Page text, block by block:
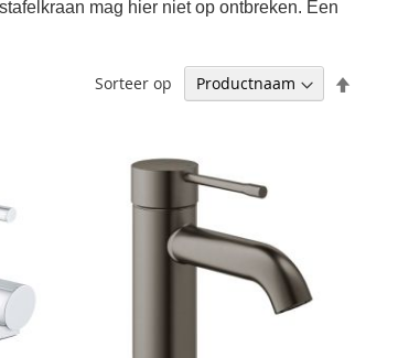
mag hier niet op ontbreken. Een
Sorteer op